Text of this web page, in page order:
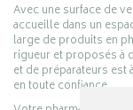
Avec une surface de
accueille dans un
large de produits en
rigueur et proposés à
et de préparateurs
en toute confiance.